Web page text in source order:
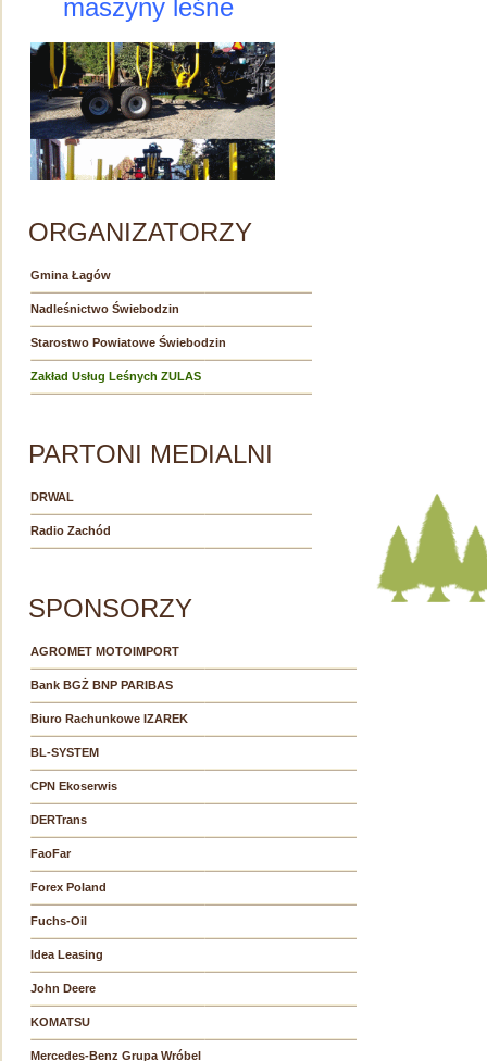
maszyny leśne
ORGANIZATORZY
Gmina Łagów
Nadleśnictwo Świebodzin
Starostwo Powiatowe Świebodzin
Zakład Usług Leśnych ZULAS
PARTONI MEDIALNI
DRWAL
Radio Zachód
SPONSORZY
AGROMET MOTOIMPORT
Bank BGŻ BNP PARIBAS
Biuro Rachunkowe IZAREK
BL-SYSTEM
CPN Ekoserwis
DERTrans
FaoFar
Forex Poland
Fuchs-Oil
Idea Leasing
John Deere
KOMATSU
Mercedes-Benz Grupa Wróbel